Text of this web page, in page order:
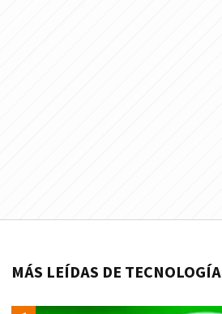
MÁS LEÍDAS DE TECNOLOGÍA